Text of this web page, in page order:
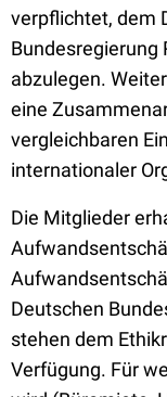
verpflichtet, dem
Bundesregierung
abzulegen.
eine
vergleichbaren
internationaler
Die Mitglieder
Deutschen
stehen dem
Verfügung. Für